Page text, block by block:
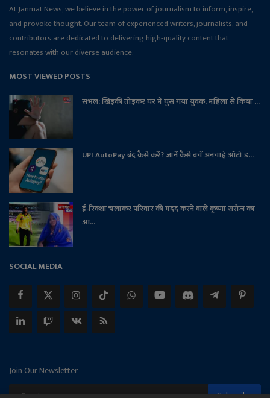
At Janmat News, we believe in the power of journalism to inform, inspire,
and provoke thought. Our team of experienced writers, journalists, and
contributors are dedicated to delivering high-quality content that
resonates with our diverse audience.
MOST VIEWED POSTS
संभल: खिड़की तोड़कर घर में घुस गया युवक, महिला से किया ...
UPI AutoPay बंद कैसे करें? जानें कैसे बचें अनचाहे ऑटो ड...
ई-रिक्शा चलाकर परिवार की मदद करने वाले कृष्णा सरोज का
आ...
SOCIAL MEDIA
Join Our Newsletter